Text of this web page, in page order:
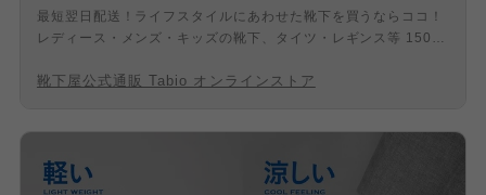
最短翌日配送！ライフスタイルにあわせた靴下を買うならココ！
レディース・メンズ・キッズの靴下、タイツ・レギンス等 1500
良の履き心地のために、熟練の日本の職人た ちがひとつひとつ丁
靴下屋公式通販 Tabio オンラインストア